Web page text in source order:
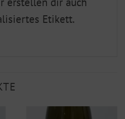
Etikett.